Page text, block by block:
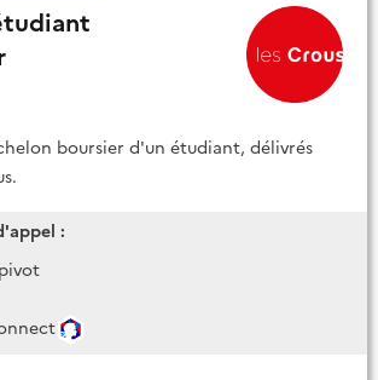
boursier d'un étudiant, délivrés
: